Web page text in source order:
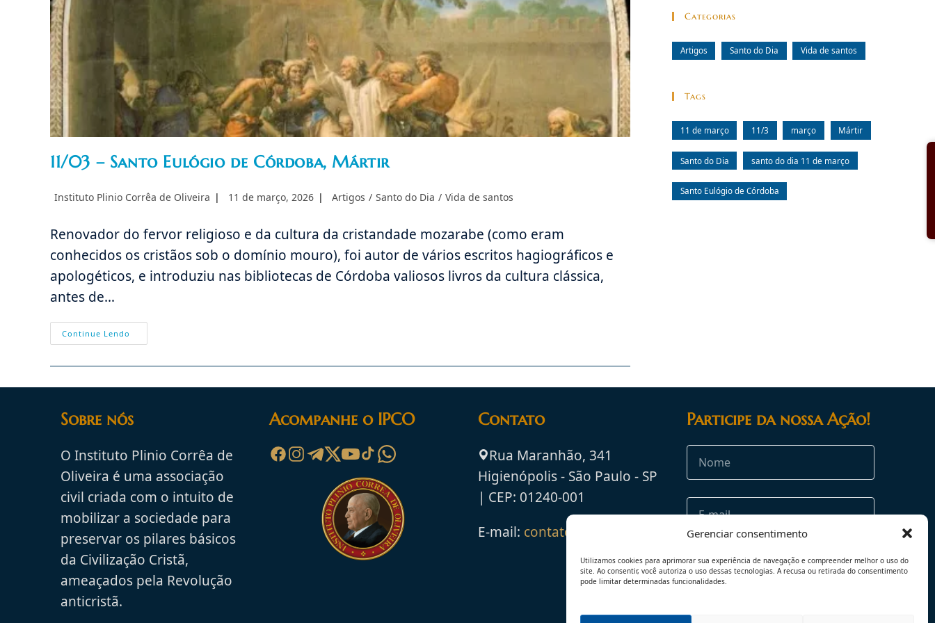
Gerenciar consentimento
Utilizamos cookies para aprimorar sua experiência de navegação e compreender melhor o uso do
site. Ao consentir, você autoriza o uso dessas tecnologias. A recusa ou retirada do consentimento
pode limitar determinadas funcionalidades.
11/03 – Santo Eulógio de Córdoba, Mártir
Autor
Instituto Plinio Corrêa de Oliveira
Post
11 de março, 2026
Categoria
Artigos / Santo do Dia / Vida de santos
Renovador do fervor religioso e da cultura da cristandade mozarabe (como eram
conhecidos os cristãos sob o domínio mouro), foi autor de vários escritos hagiográficos e
apologéticos, e introduziu nas bibliotecas de Córdoba valiosos livros da cultura clássica,
antes de…
Continue Lendo
–
Eulógio
Mártir
Categorias
Artigos Santo do Dia Vida de santos
Tags
11 de março 11/3 março Mártir
Santo do Dia santo do dia 11 de março
Santo Eulógio de Córdoba
Sobre nós
O Instituto Plinio Corrêa de
Oliveira é uma associação
civil criada com o intuito de
mobilizar a sociedade para
preservar os pilares básicos
da Civilização Cristã,
ameaçados pela Revolução
anticristã.
Acompanhe o IPCO Contato
Rua Maranhão, 341
Higienópolis - São Paulo - SP
| CEP: 01240-001
E-mail: contato@ipco.org.br
Participe da nossa Ação!